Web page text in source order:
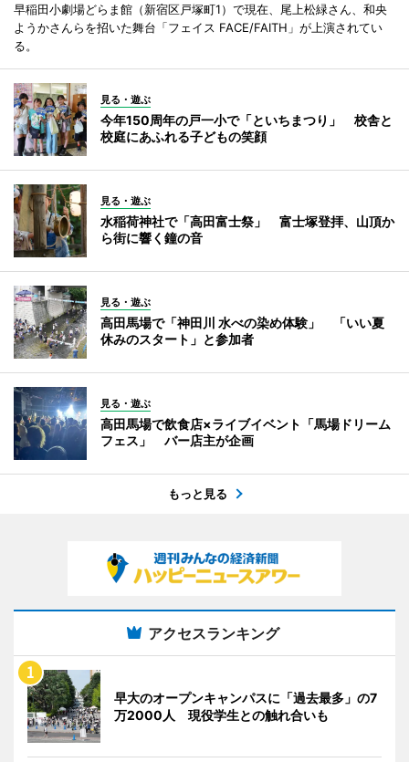
早稲田小劇場どらま館（新宿区戸塚町1）で現在、尾上松緑さん、和央
ようかさんらを招いた舞台「フェイス FACE/FAITH」が上演されてい
る。
見る・遊ぶ
今年150周年の戸一小で「といちまつり」 校舎と
校庭にあふれる子どもの笑顔
見る・遊ぶ
水稲荷神社で「高田富士祭」 富士塚登拝、山頂か
ら街に響く鐘の音
見る・遊ぶ
高田馬場で「神田川 水べの染め体験」 「いい夏
休みのスタート」と参加者
見る・遊ぶ
高田馬場で飲食店×ライブイベント「馬場ドリーム
フェス」 バー店主が企画
もっと見る
アクセスランキング
早大のオープンキャンパスに「過去最多」の7
万2000人 現役学生との触れ合いも